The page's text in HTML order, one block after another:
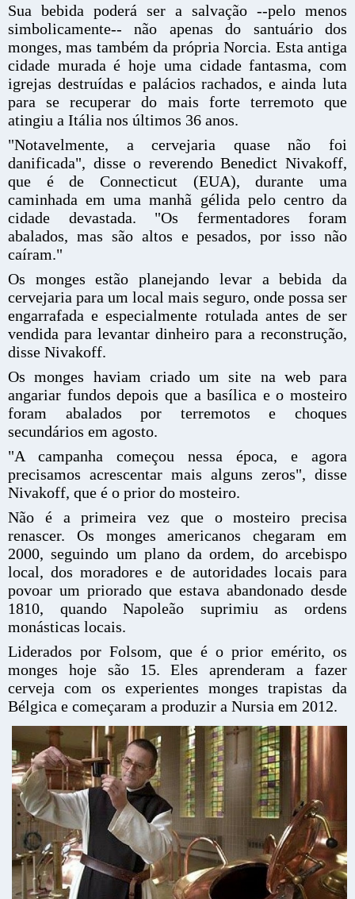
Sua bebida poderá ser a salvação --pelo menos
simbolicamente-- não apenas do santuário dos
monges, mas também da própria Norcia. Esta antiga
cidade murada é hoje uma cidade fantasma, com
igrejas destruídas e palácios rachados, e ainda luta
para se recuperar do mais forte terremoto que
atingiu a Itália nos últimos 36 anos.
"Notavelmente, a cervejaria quase não foi
danificada", disse o reverendo Benedict Nivakoff,
que é de Connecticut (EUA), durante uma
caminhada em uma manhã gélida pelo centro da
cidade devastada. "Os fermentadores foram
abalados, mas são altos e pesados, por isso não
caíram."
Os monges estão planejando levar a bebida da
cervejaria para um local mais seguro, onde possa ser
engarrafada e especialmente rotulada antes de ser
vendida para levantar dinheiro para a reconstrução,
disse Nivakoff.
Os monges haviam criado um site na web para
angariar fundos depois que a basílica e o mosteiro
foram abalados por terremotos e choques
secundários em agosto.
"A campanha começou nessa época, e agora
precisamos acrescentar mais alguns zeros", disse
Nivakoff, que é o prior do mosteiro.
Não é a primeira vez que o mosteiro precisa
renascer. Os monges americanos chegaram em
2000, seguindo um plano da ordem, do arcebispo
local, dos moradores e de autoridades locais para
povoar um priorado que estava abandonado desde
1810, quando Napoleão suprimiu as ordens
monásticas locais.
Liderados por Folsom, que é o prior emérito, os
monges hoje são 15. Eles aprenderam a fazer
cerveja com os experientes monges trapistas da
Bélgica e começaram a produzir a Nursia em 2012.